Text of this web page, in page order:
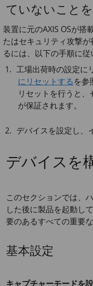
ていないこと
装置に元のAXIS OSが搭
たはセキュリティ攻撃
るには、以下の手順に従
工場出荷時の設定に
にリセットするを参
リセットを行うと
が保証されます。
デバイスを設定し、
デバイスを
このセクションでは、
した後に製品を起動し
要のあるすべての重要
基本設定
キャプチャーモードを